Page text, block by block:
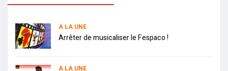
A LA UNE
Arrêter de musicaliser le Fespaco !
A LA UNE